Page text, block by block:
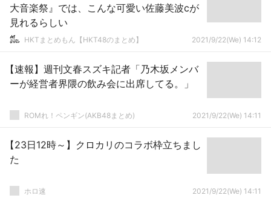
大音楽祭』では、こんな可愛い佐藤美波cが
見れるらしい
HKTまとめもん【HKT48のまとめ】 2021/9/22(We) 14:12
【速報】週刊文春スズキ記者「乃木坂メンバ
ーが経営者界隈の飲み会に出席してる。」
ROMれ！ペンギン(AKB48まとめ) 2021/9/22(We) 14:11
【23日12時～】クロカリのコラボ枠立ちまし
た
ホロ速 2021/9/22(We) 14:11